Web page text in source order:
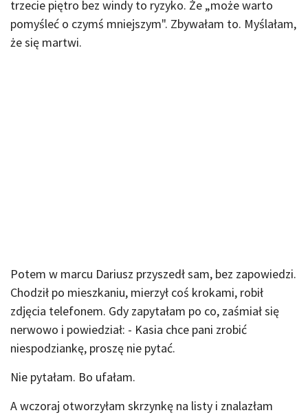
trzecie piętro bez windy to ryzyko. Że „może warto
pomyśleć o czymś mniejszym". Zbywałam to. Myślałam,
że się martwi.
Potem w marcu Dariusz przyszedł sam, bez zapowiedzi.
Chodził po mieszkaniu, mierzył coś krokami, robił
zdjęcia telefonem. Gdy zapytałam po co, zaśmiał się
nerwowo i powiedział: - Kasia chce pani zrobić
niespodziankę, proszę nie pytać.
Nie pytałam. Bo ufałam.
A wczoraj otworzyłam skrzynkę na listy i znalazłam